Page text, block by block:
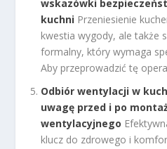
wskazówki
kuchni Przeniesienie
kwestia wygody, ale także
formalny, który wymaga
Aby przeprowadzić tę
Odbiór wentylacji w
uwagę przed i po
wentylacyjnego
klucz do zdrowego i